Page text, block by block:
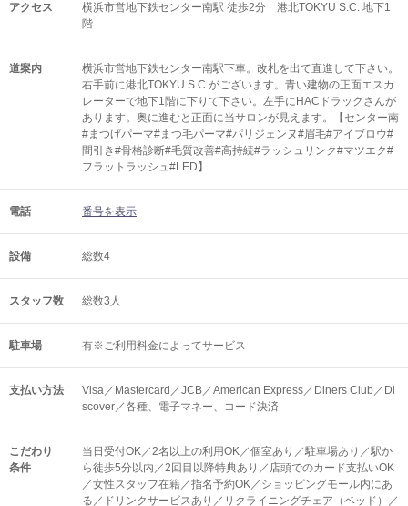
アクセス
横浜市営地下鉄センター南駅 徒歩2分 港北TOKYU S.C. 地下1
階
道案内
横浜市営地下鉄センター南駅下車。改札を出て直進して下さい。
右手前に港北TOKYU S.C.がございます。青い建物の正面エスカ
レーターで地下1階に下りて下さい。左手にHACドラックさんが
あります。奥に進むと正面に当サロンが見えます。【センター南
#まつげパーマ#まつ毛パーマ#パリジェンヌ#眉毛#アイブロウ#
間引き#骨格診断#毛質改善#高持続#ラッシュリンク#マツエク#
フラットラッシュ#LED】
電話 番号を表示
設備 総数4
スタッフ数 総数3人
駐車場 有※ご利用料金によってサービス
支払い方法
Visa／Mastercard／JCB／American Express／Diners Club／Di
scover／各種、電子マネー、コード決済
こだわり
条件
当日受付OK／2名以上の利用OK／個室あり／駐車場あり／駅か
ら徒歩5分以内／2回目以降特典あり／店頭でのカード支払いOK
／女性スタッフ在籍／指名予約OK／ショッピングモール内にあ
る／ドリンクサービスあり／リクライニングチェア（ベッド）／